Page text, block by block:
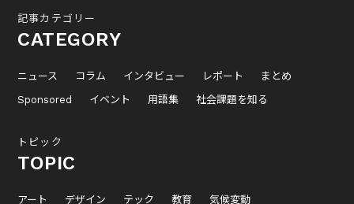
記事カテゴリー
CATEGORY
ニュース コラム インタビュー レポート
まとめ
Sponsored
イベント 用語集 社会課題を知る
トピック
TOPIC
アート デザイン テック 教育 気候変動